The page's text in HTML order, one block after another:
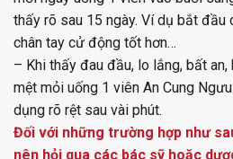
thấy rõ sau 15 ngày. Ví dụ bắt
chân tay cử động tốt hơn…
– Khi thấy đau đầu, lo lắng, bất
mệt mỏi uống 1 viên An Cung
dụng rõ rệt sau vài phút.
Đối với những trường hợp như
nên hỏi qua các bác sỹ hoặc